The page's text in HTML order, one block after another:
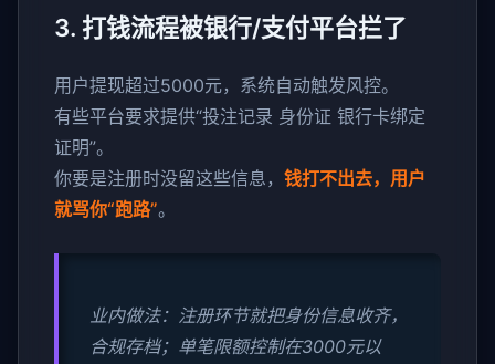
3. 打钱流程被银行/支付平台拦了
用户提现超过5000元，系统自动触发风控。
有些平台要求提供“投注记录 身份证 银行卡绑定
证明”。
你要是注册时没留这些信息， 钱打不出去，用户
就骂你“跑路”。
业内做法：注册环节就把身份信息收齐，
合规存档；单笔限额控制在3000元以